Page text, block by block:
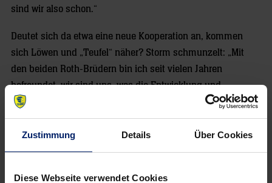
Zustimmung Details Über Cookies
Diese Webseite verwendet Cookies
sind wir also schon.“
Deutet sich da etwa eine neue Kooperation an, kommen
sich Löwen und „Teufel“ näher? Storm schmunzelt: „Mit
den beiden Roth-Brüdern bin ich seit vielen Jahren
befreundet, wir sind uns, was die Entwicklung und
Anforderungsprofile im Handball betrifft immer sehr einig.“
Demnach spricht also eigentlich nichts gegen eine